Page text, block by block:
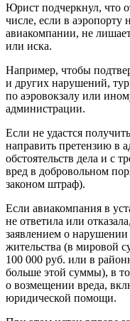
Юрист подчеркнул, что
числе, если в аэропорту
авиакомпании, не
или иска.
Например, чтобы
и других нарушений,
по аэровокзалу или
администрации.
Если не удастся
направить претензию в
обстоятельств дела и с
вред в добровольном
законом штраф).
Если авиакомпания в
не ответила или
заявлением о нарушении
жительства (в мировой
100 000 руб. или в
больше этой суммы), в
о возмещении вреда,
юридической помощи.